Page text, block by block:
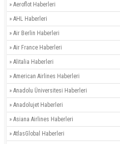
» Aeroflot Haberleri
» AHL Haberleri
» Air Berlin Haberleri
» Air France Haberleri
» Alitalia Haberleri
» American Airlines Haberleri
» Anadolu Üniversitesi Haberleri
» Anadolujet Haberleri
» Asiana Airlines Haberleri
» AtlasGlobal Haberleri